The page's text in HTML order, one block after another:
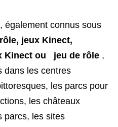
, également connus sous
jeux Kinect,
Kinect ou jeu de rôle ,
dans les centres
les parcs pour
les châteaux
parcs, les sites